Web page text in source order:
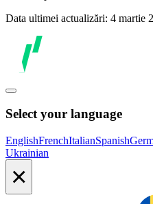
Data ultimei actualizări: 4 martie
Select your language
EnglishFrenchItalianSpanish
Ukrainian
×